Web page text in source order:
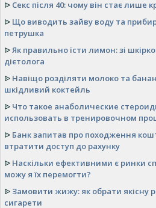
ᐉ Секс після 40: чому він стає лише
ᐉ Що виводить зайву воду та
петрушка
ᐉЯк правильно їсти лимон: зі
дієтолога
ᐉ Навіщо розділяти молоко та
шкідливий коктейль
ᐉ Что такое анаболические
использовать в тренировочном
ᐉ Банк запитав про походження
втратити доступ до рахунку
ᐉ Наскільки ефективними є ринки
можу я їх перемогти?
ᐉ Замовити жижу: як обрати якісну
сигарети